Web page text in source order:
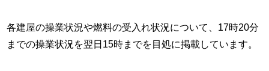
各建屋の操業状況や燃料の受入れ状況について、17時20分
までの操業状況を翌日15時までを目処に掲載しています。